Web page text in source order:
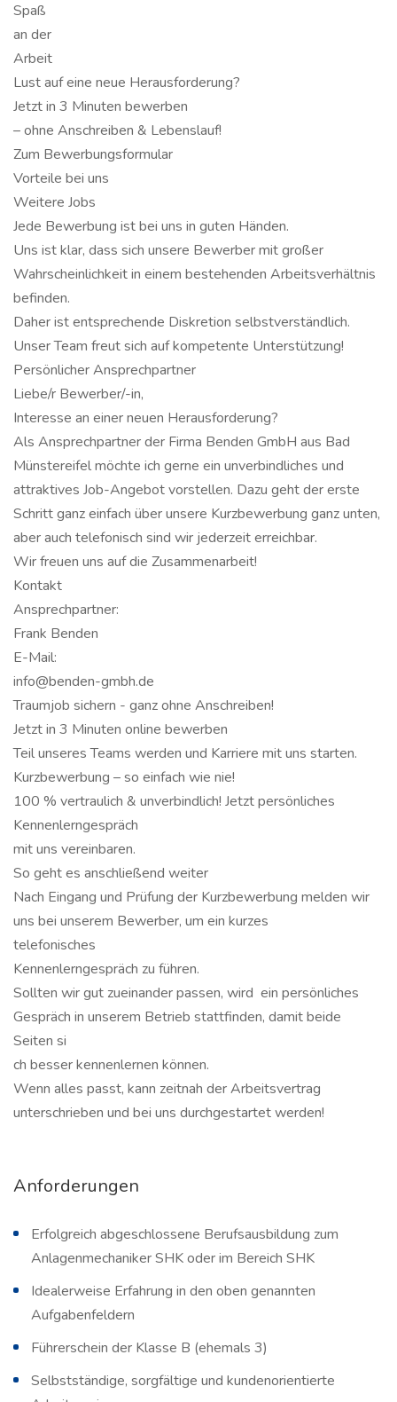
Spaß
an der
Arbeit
Lust auf eine neue Herausforderung?
Jetzt in 3 Minuten bewerben
­– ohne Anschreiben & Lebenslauf!
Zum Bewerbungsformular
Vorteile bei uns
Weitere Jobs
Jede Bewerbung ist bei uns in guten Händen.
Uns ist klar, dass sich unsere Bewerber mit großer
Wahrscheinlichkeit in einem bestehenden Arbeitsverhältnis
befinden.
Daher ist entsprechende Diskretion selbstverständlich.
Unser Team freut sich auf kompetente Unterstützung!
Persönlicher Ansprechpartner
Liebe/r Bewerber/-in,
Interesse an einer neuen Herausforderung?
Als Ansprechpartner der Firma Benden GmbH aus Bad
Münstereifel möchte ich gerne ein unverbindliches und
attraktives Job-Angebot vorstellen. Dazu geht der erste
Schritt ganz einfach über unsere Kurzbewerbung ganz unten,
aber auch telefonisch sind wir jederzeit erreichbar.
Wir freuen uns auf die Zusammenarbeit!
Kontakt
Ansprechpartner:
Frank Benden
E-Mail:
info@benden-gmbh.de
Traumjob sichern - ganz ohne Anschreiben!
Jetzt in 3 Minuten online bewerben
Teil unseres Teams werden und Karriere mit uns starten.
Kurzbewerbung – so einfach wie nie!
100 % vertraulich & unverbindlich! Jetzt persönliches
Kennenlerngespräch
mit uns vereinbaren.
So geht es anschließend weiter
Nach Eingang und Prüfung der Kurzbewerbung melden wir
uns bei unserem Bewerber, um ein kurzes
telefonisches
Kennenlerngespräch zu führen.
Sollten wir gut zueinander passen, wird ein persönliches
Gespräch in unserem Betrieb stattfinden, damit beide
Seiten si
ch besser kennenlernen können.
Wenn alles passt, kann zeitnah der Arbeitsvertrag
unterschrieben und bei uns durchgestartet werden!
Anforderungen
Erfolgreich abgeschlossene Berufsausbildung zum
Anlagenmechaniker SHK oder im Bereich SHK
Idealerweise Erfahrung in den oben genannten
Aufgabenfeldern
Führerschein der Klasse B (ehemals 3)
Selbstständige, sorgfältige und kundenorientierte